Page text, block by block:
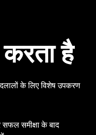
है
के लिए विशेष उपकरण
समीक्षा के बाद